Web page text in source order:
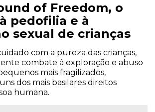
of Freedom, o
pedofilia e à
sexual de crianças
com a pureza das crianças,
combate à exploração e abuso
mais fragilizados,
dos mais basilares direitos
humana.